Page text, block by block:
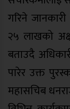
गरिने
२५ लाखको
बताउदै
पारेर उक्त
महासचिब